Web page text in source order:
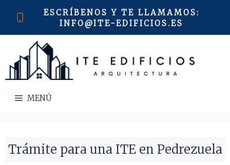
ESCRÍBENOS Y TE LLAMAMOS:
INFO@ITE-EDIFICIOS.ES
MENÚ
Trámite para una ITE en Pedrezuela